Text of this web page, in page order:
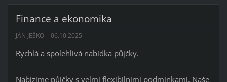
Finance a ekonomika
JÁN JEŠKO 06.10.2025
Rychlá a spolehlivá nabídka půjčky.
Nabízíme půjčky s velmi flexibilními podmínkami. Naše